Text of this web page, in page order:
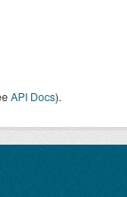
API Docs).